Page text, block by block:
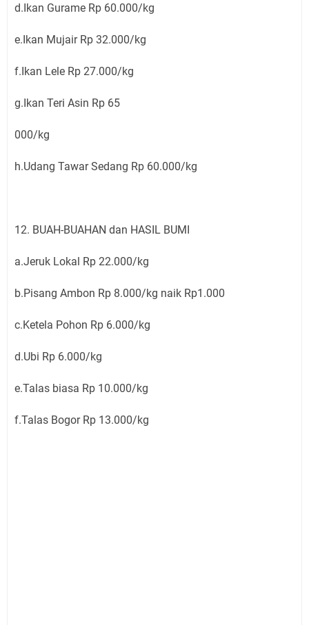
d.Ikan Gurame Rp 60.000/kg
e.Ikan Mujair Rp 32.000/kg
f.Ikan Lele Rp 27.000/kg
g.Ikan Teri Asin Rp 65
000/kg
h.Udang Tawar Sedang Rp 60.000/kg
12. BUAH-BUAHAN dan HASIL BUMI
a.Jeruk Lokal Rp 22.000/kg
b.Pisang Ambon Rp 8.000/kg naik Rp1.000
c.Ketela Pohon Rp 6.000/kg
d.Ubi Rp 6.000/kg
e.Talas biasa Rp 10.000/kg
f.Talas Bogor Rp 13.000/kg